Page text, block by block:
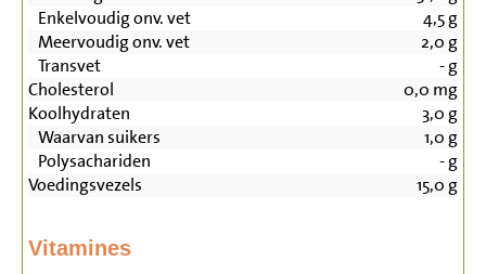
Enkelvoudig onv. vet
4,5g
Meervoudig onv. vet
2,0 g
Transvet
-g
Cholesterol
0,0 mg
Koolhydraten
3,0 g
Waarvan suikers
1,0 g
Polysachariden
-g
Voedingsvezels
15,0 g
Vitamines